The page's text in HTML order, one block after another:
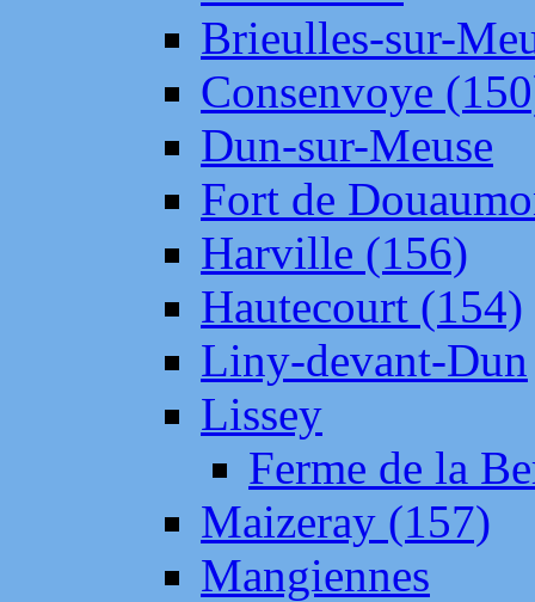
Brieulles-sur-
Consenvoye
Dun-sur-Meuse
Fort de
Harville (156)
Hautecourt (154)
Liny-devant-Dun
Lissey
Ferme de la
Maizeray (157)
Mangiennes